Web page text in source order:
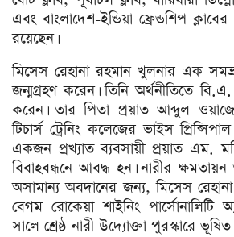
এবং বাংলাদেশ-ইন্ডিয়া ফ্রেন্ডশিপ
রয়েছেন।
মিসেস রেহানা রহমান খুলনার এক
জন্মগ্রহণ করেন। তিনি অর্থনীতিতে
করেন। তার পিতা প্রয়াত আব্দুল
টিচার্স ট্রেনিং কলেজের ভাইস
একজন প্রখ্যাত ব্যবসায়ী প্রয়াত এম.
বিবাহবন্ধনে আবদ্ধ হন। নারীর ক্ষমতায়ন
অসামান্য অবদানের জন্য, মিসেস
বেগম রোকেয়া শাইনিং পার্সোনালিটি
সালে শ্রেষ্ঠ নারী উদ্যোক্তা পুরস্কারে ভূষিত